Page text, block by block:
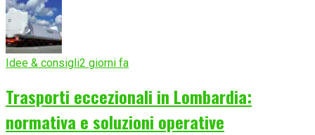
Idee & consigli2 giorni fa
Trasporti eccezionali in Lombardia:
normativa e soluzioni operative